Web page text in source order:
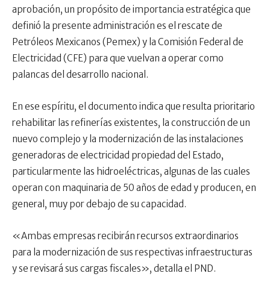
aprobación, un propósito de importancia estratégica que
definió la presente administración es el rescate de
Petróleos Mexicanos (Pemex) y la Comisión Federal de
Electricidad (CFE) para que vuelvan a operar como
palancas del desarrollo nacional.
En ese espíritu, el documento indica que resulta prioritario
rehabilitar las refinerías existentes, la construcción de un
nuevo complejo y la modernización de las instalaciones
generadoras de electricidad propiedad del Estado,
particularmente las hidroeléctricas, algunas de las cuales
operan con maquinaria de 50 años de edad y producen, en
general, muy por debajo de su capacidad.
«Ambas empresas recibirán recursos extraordinarios
para la modernización de sus respectivas infraestructuras
y se revisará sus cargas fiscales», detalla el PND.